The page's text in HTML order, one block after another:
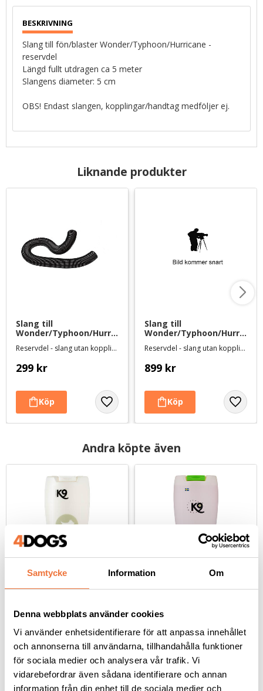
Samtycke Information Om
Denna webbplats använder cookies
Vi använder enhetsidentifierare för att anpassa innehållet
och annonserna till användarna, tillhandahålla funktioner
för sociala medier och analysera vår trafik. Vi
vidarebefordrar även sådana identifierare och annan
information från din enhet till de sociala medier och
Slang till fön/blaster Wonder/Typhoon/Hurricane -
reservdel
Längd fullt utdragen ca 5 meter
Slangens diameter: 5 cm
OBS! Endast slangen, kopplingar/handtag medföljer ej.
Liknande produkter
Slang till
Wonder/Typhoon/Hurric
ane/Pegase
fön/blaster - 2 m
Reservdel - slang utan kopplingar/handtag
299 kr
Slang till
Wonder/Typhoon/Hurric
ane/Pegase
fön/blaster - 10 meterReservdel - slang utan kopplingar/handtag
899 kr
Andra köpte även
- finns i tre storlekar
139kr
schampo - finns i tre
storlekar
139kr